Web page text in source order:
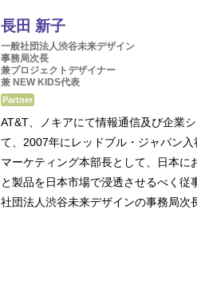
長田 新子
一般社団法人渋谷未来デザイン
事務局次長
兼プロジェクトデザイナー
兼 NEW KIDS代表
Partner
AT&T、ノキアにて情報通信及び企業
て、2007年にレッドブル・ジャパン
マーケティング本部長として、日本
と製品を日本市場で浸透させるべく
社団法人渋谷未来デザインの事務局次